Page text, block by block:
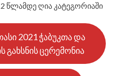
წლამდე ღია კატეგორიაში
2021 ჭაბუკთა და
ცერემონია